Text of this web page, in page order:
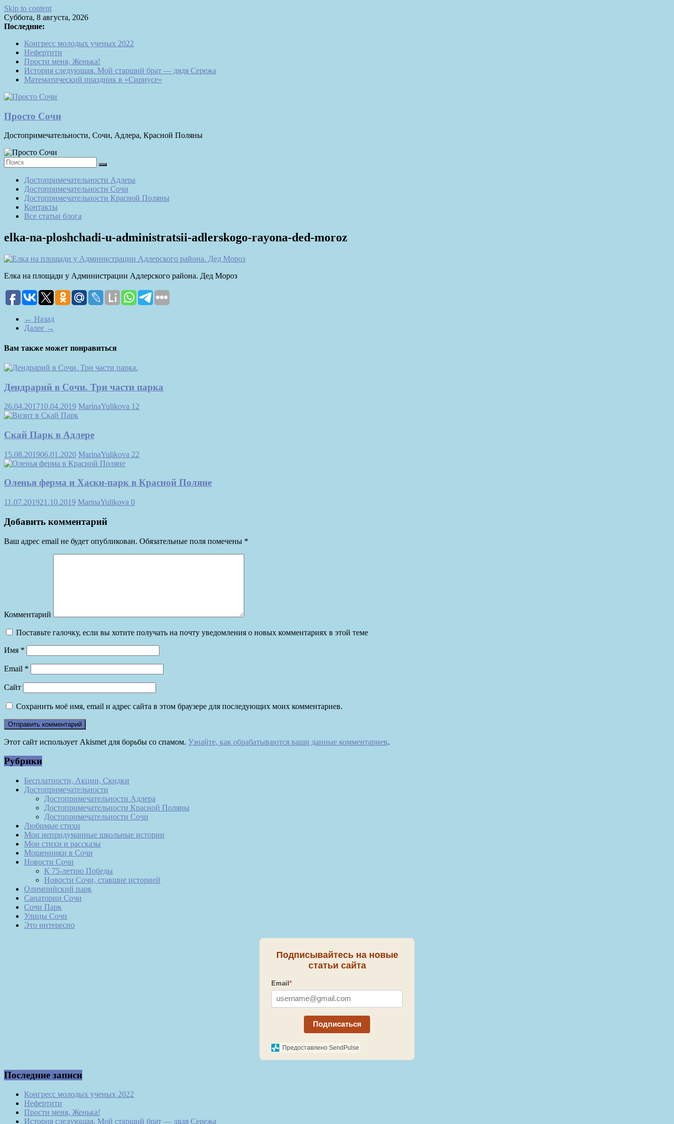
Skip to content
Суббота, 8 августа, 2026
Последние:
Конгресс молодых ученых 2022
Нефертити
Прости меня, Женька!
История следующая. Мой старший брат — дядя Сережа
Математический праздник в «Сириусе»
Просто Сочи
Достопримечательности, Сочи, Адлера, Красной Поляны
Достопримечательности Адлера
Достопримечательности Сочи
Достопримечательности Красной Поляны
Контакты
Все статьи блога
elka-na-ploshchadi-u-administratsii-adlerskogo-rayona-ded-moroz
Елка на площади у Администрации Адлерского района. Дед Мороз
← Назад
Далее →
Вам также может понравиться
Дендрарий в Сочи. Три части парка
26.04.201710.04.2019 MarinaYulikova 12
Скай Парк в Адлере
15.08.201906.01.2020 MarinaYulikova 22
Оленья ферма и Хаски-парк в Красной Поляне
11.07.201921.10.2019 MarinaYulikova 0
Добавить комментарий
Ваш адрес email не будет опубликован. Обязательные поля помечены *
Комментарий
Поставьте галочку, если вы хотите получать на почту уведомления о новых комментариях в этой теме
Имя *
Email *
Сайт
Сохранить моё имя, email и адрес сайта в этом браузере для последующих моих комментариев.
Этот сайт использует Akismet для борьбы со спамом. Узнайте, как обрабатываются ваши данные комментариев.
Рубрики
Бесплатности, Акции, Скидки
Достопримечательности
Достопримечательности Адлера
Достопримечательности Красной Поляны
Достопримечательности Сочи
Любимые стихи
Мои непридуманные школьные истории
Мои стихи и рассказы
Мошенники в Сочи
Новости Сочи
К 75-летию Победы
Новости Сочи, ставшие историей
Олимпийский парк
Санатории Сочи
Сочи Парк
Улицы Сочи
Это интересно
Подписывайтесь на новые
статьи сайта
Email *
Подписаться
Предоставлено SendPulse
Последние записи
Конгресс молодых ученых 2022
Нефертити
Прости меня, Женька!
История следующая. Мой старший брат — дядя Сережа